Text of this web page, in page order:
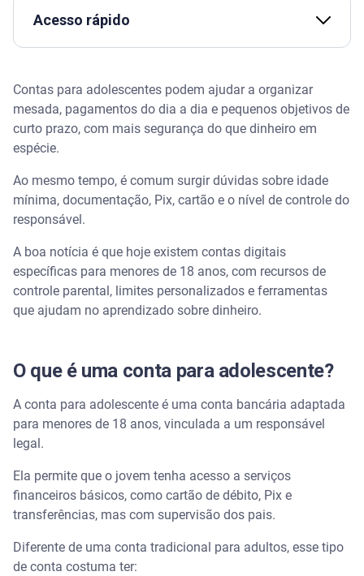
Acesso rápido
A partir de que idade é possível abrir uma conta?
Assista | Conta digital para menores de 18 anos:
Por que abrir uma conta para adolescentes ainda
jovens?
1. Educação financeira na prática
2. Autonomia com supervisão
Como funciona o controle parental nas contas para
menores?
Quais são as melhores contas para adolescentes?
Conta para menores do Nubank
NextJoy, do Next
Contas para adolescentes podem ajudar a organizar
mesada, pagamentos do dia a dia e pequenos objetivos de
curto prazo, com mais segurança do que dinheiro em
espécie.
Ao mesmo tempo, é comum surgir dúvidas sobre idade
mínima, documentação, Pix, cartão e o nível de controle do
responsável.
A boa notícia é que hoje existem contas digitais
específicas para menores de 18 anos, com recursos de
controle parental, limites personalizados e ferramentas
que ajudam no aprendizado sobre dinheiro.
O que é uma conta para adolescente?
A conta para adolescente é uma conta bancária adaptada
para menores de 18 anos, vinculada a um responsável
legal.
Ela permite que o jovem tenha acesso a serviços
financeiros básicos, como cartão de débito, Pix e
transferências, mas com supervisão dos pais.
Diferente de uma conta tradicional para adultos, esse tipo
de conta costuma ter: